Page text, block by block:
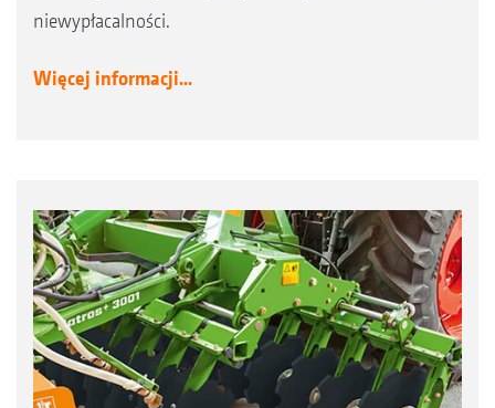
niewypłacalności.
Więcej informacji...